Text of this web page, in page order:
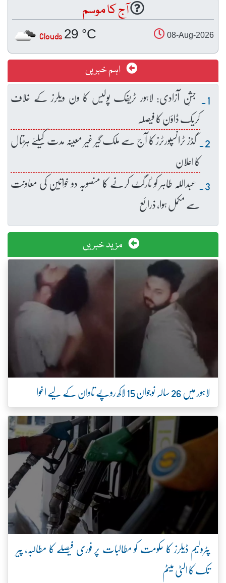
آج کا موسم
08-Aug-2026
29 °C
Clouds
اہم خبریں
جشنِ آزادی: لاہور ٹریفک پولیس کا ون ویلرز کے خلاف
کریک ڈاؤن کا فیصلہ
گڈز ٹرانسپورٹرز کا آج سے ملک گیر غیر معینہ مدت کیلئے ہڑتال
کا اعلان
عبداللہ طاہر کو ٹارگٹ کرنے کا منصوبہ دو خواتین کی معاونت
سے مکمل ہوا، ذرائع
مزید خبریں
لاہور میں 26 سالہ نوجوان 15 لاکھ روپے تاوان کے لیے اغوا
پٹرولیم ڈیلرز کا حکومت کو مطالبات پر فوری فیصلے کا مطالبہ، پیر
تک کا الٹی میٹم